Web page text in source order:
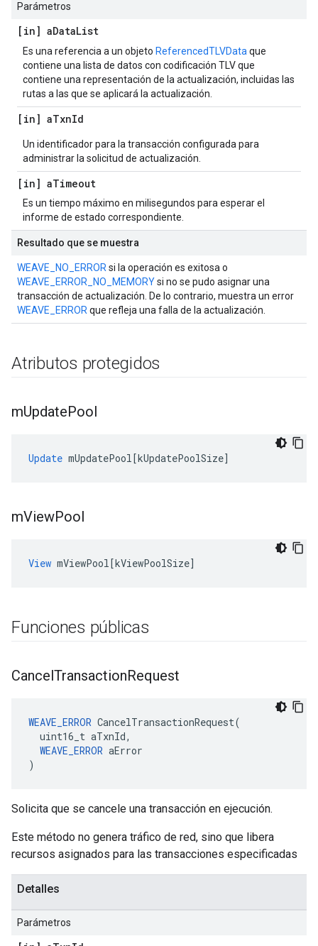
Parámetros
[in] aDataList
Es una referencia a un objeto ReferencedTLVData que
contiene una lista de datos con codificación TLV que
contiene una representación de la actualización, incluidas las
rutas a las que se aplicará la actualización.
[in] aTxnId
Un identificador para la transacción configurada para
administrar la solicitud de actualización.
[in] aTimeout
Es un tiempo máximo en milisegundos para esperar el
informe de estado correspondiente.
Resultado que se muestra
WEAVE_NO_ERROR si la operación es exitosa o
WEAVE_ERROR_NO_MEMORYsi no se pudo asignar una
transacción de actualización. De lo contrario, muestra un error
WEAVE_ERROR que refleja una falla de la actualización.
Atributos protegidos
mUpdatePool
Update mUpdatePool[kUpdatePoolSize]
mViewPool
View mViewPool[kViewPoolSize]
Funciones públicas
CancelTransactionRequest
WEAVE_ERROR CancelTransactionRequest(
  uint16_t aTxnId,
WEAVE_ERROR aError
)
Solicita que se cancele una transacción en ejecución.
Este método no genera tráfico de red, sino que libera
recursos asignados para las transacciones especificadas
Detalles
Parámetros